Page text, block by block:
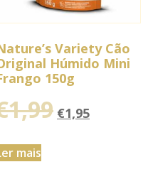
Variety Cão
Húmido Mini
150g
1,99 €1,95
mais